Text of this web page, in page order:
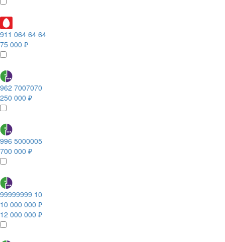
911 064 64 64
75 000 ₽
962 7007070
250 000 ₽
996 5000005
700 000 ₽
99999999 10
10 000 000 ₽
12 000 000 ₽